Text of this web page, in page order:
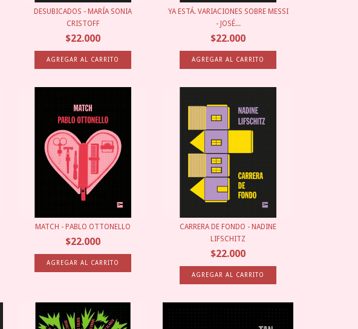
DESUBICADOS - MARÍA SONIA
CRISTOFF
$22.000
YA ESTÁ. VARIACIONES SOBRE MESSI
- JOSÉ...
$22.000
MATCH - PABLO OTTONELLO
$22.000
CARRERA DE FONDO - NADINE
LIFSCHITZ
$22.000